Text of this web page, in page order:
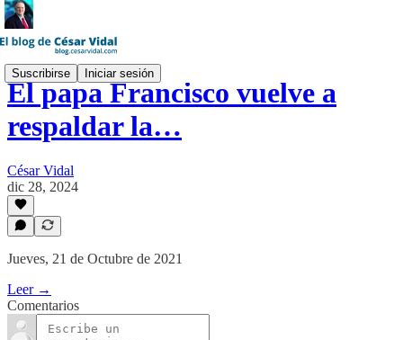
Suscribirse Iniciar sesión
El papa Francisco vuelve a
respaldar la…
César Vidal
dic 28, 2024
Jueves, 21 de Octubre de 2021
Leer →
Comentarios